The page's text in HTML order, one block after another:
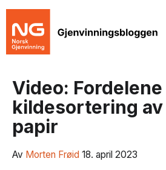
Video:
kildesortering av
papir
Av Morten Frøid 18. april 2023